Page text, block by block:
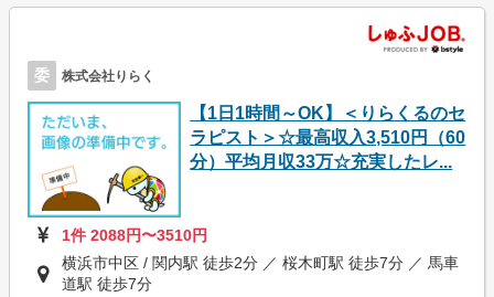
委 株式会社りらく
【1日1時間～OK】＜りらくるのセ
ラピスト＞☆最高収入3,510円（60
分）平均月収33万☆充実したレ...
1件 2088円〜3510円
横浜市中区 / 関内駅 徒歩2分 ／ 桜木町駅 徒歩7分 ／ 馬車
道駅 徒歩7分